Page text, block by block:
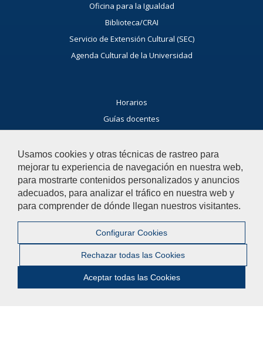
Usamos cookies y otras técnicas de rastreo para
mejorar tu experiencia de navegación en nuestra web,
para mostrarte contenidos personalizados y anuncios
adecuados, para analizar el tráfico en nuestra web y
para comprender de dónde llegan nuestros visitantes.
Configurar Cookies
Rechazar todas las Cookies
Aceptar todas las Cookies
Oficina para la Igualdad
Biblioteca/CRAI
Servicio de Extensión Cultural (SEC)
Agenda Cultural de la Universidad
Horarios
Guías docentes
Buscador general
Noticias Facultad
Agenda
Buzón de consultas
Si tienes dudas, contacta con nosotros.
© 2019 Universidad Pablo de Olavide - Facultad de Humanidades